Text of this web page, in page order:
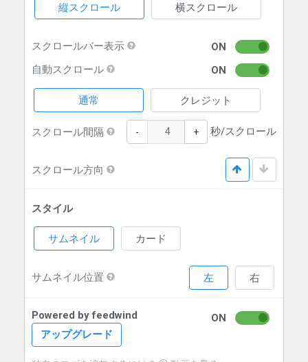
縦スクロール 横スクロール
スクロールバー表示
ON
自動スクロール
ON
通常 クレジット
スクロール間隔 - + 秒/スクロール
スクロール方向
スタイル
サムネイル カード
サムネイル位置 左 右
Powered by feedwind
アップグレード
ON